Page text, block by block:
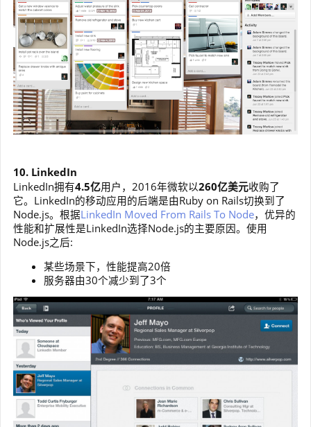
10. LinkedIn
LinkedIn拥有4.5亿用户，2016年微软以260亿美元收购了
它。LinkedIn的移动应用的后端是由Ruby on Rails切换到了
Node.js。根据LinkedIn Moved From Rails To Node，优异的
性能和扩展性是LinkedIn选择Node.js的主要原因。使用
Node.js之后:
某些场景下，性能提高20倍
服务器由30个减少到了3个